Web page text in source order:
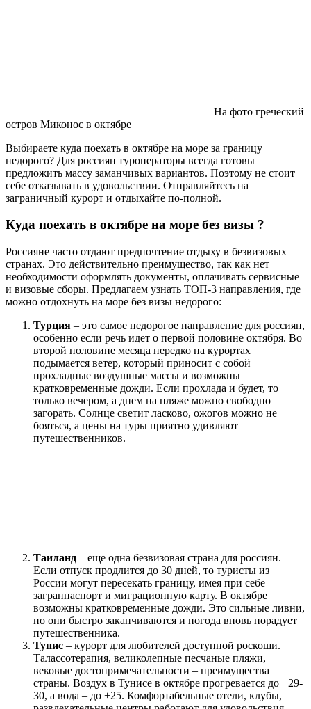
На фото греческий
остров Миконос в октябре
Выбираете куда поехать в октябре на море за границу
недорого? Для россиян туроператоры всегда готовы
предложить массу заманчивых вариантов. Поэтому не стоит
себе отказывать в удовольствии. Отправляйтесь на
заграничный курорт и отдыхайте по-полной.
Куда поехать в октябре на море без визы ?
Россияне часто отдают предпочтение отдыху в безвизовых
странах. Это действительно преимущество, так как нет
необходимости оформлять документы, оплачивать сервисные
и визовые сборы. Предлагаем узнать ТОП-3 направления, где
можно отдохнуть на море без визы недорого:
Турция – это самое недорогое направление для россиян,
особенно если речь идет о первой половине октября. Во
второй половине месяца нередко на курортах
подымается ветер, который приносит с собой
прохладные воздушные массы и возможны
кратковременные дожди. Если прохлада и будет, то
только вечером, а днем на пляже можно свободно
загорать. Солнце светит ласково, ожогов можно не
бояться, а цены на туры приятно удивляют
путешественников.
Таиланд – еще одна безвизовая страна для россиян.
Если отпуск продлится до 30 дней, то туристы из
России могут пересекать границу, имея при себе
загранпаспорт и миграционную карту. В октябре
возможны кратковременные дожди. Это сильные ливни,
но они быстро заканчиваются и погода вновь порадует
путешественника.
Тунис – курорт для любителей доступной роскоши.
Талассотерапия, великолепные песчаные пляжи,
вековые достопримечательности – преимущества
страны. Воздух в Тунисе в октябре прогревается до +29-
30, а вода – до +25. Комфортабельные отели, клубы,